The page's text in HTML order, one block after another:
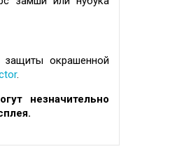
окрашенной
.
незначительно